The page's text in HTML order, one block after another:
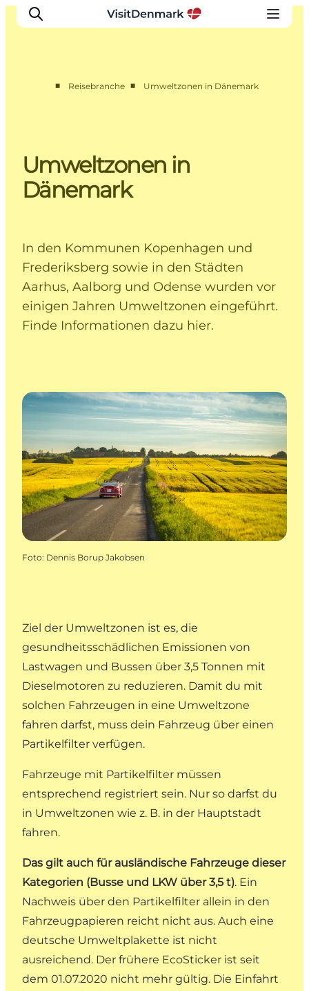
■ Reisebranche ■ Umweltzonen in Dänemark
Umweltzonen in
Dänemark
In den Kommunen Kopenhagen und
Frederiksberg sowie in den Städten
Aarhus, Aalborg und Odense wurden vor
einigen Jahren Umweltzonen eingeführt.
Finde Informationen dazu hier.
Foto: Dennis Borup Jakobsen
Ziel der Umweltzonen ist es, die
gesundheitsschädlichen Emissionen von
Lastwagen und Bussen über 3,5 Tonnen mit
Dieselmotoren zu reduzieren. Damit du mit
solchen Fahrzeugen in eine Umweltzone
fahren darfst, muss dein Fahrzeug über einen
Partikelfilter verfügen.
Fahrzeuge mit Partikelfilter müssen
entsprechend registriert sein. Nur so darfst du
in Umweltzonen wie z. B. in der Hauptstadt
fahren.
Das gilt auch für ausländische Fahrzeuge dieser
Kategorien (Busse und LKW über 3,5 t). Ein
Nachweis über den Partikelfilter allein in den
Fahrzeugpapieren reicht nicht aus. Auch eine
deutsche Umweltplakette ist nicht
ausreichend. Der frühere EcoSticker ist seit
dem 01.07.2020 nicht mehr gültig. Die Einfahrt